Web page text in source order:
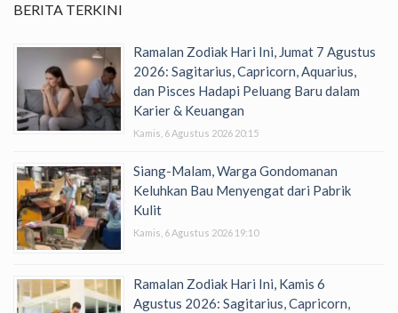
BERITA TERKINI
Ramalan Zodiak Hari Ini, Jumat 7 Agustus
2026: Sagitarius, Capricorn, Aquarius,
dan Pisces Hadapi Peluang Baru dalam
Karier & Keuangan
Kamis, 6 Agustus 2026 20:15
Siang-Malam, Warga Gondomanan
Keluhkan Bau Menyengat dari Pabrik
Kulit
Kamis, 6 Agustus 2026 19:10
Ramalan Zodiak Hari Ini, Kamis 6
Agustus 2026: Sagitarius, Capricorn,